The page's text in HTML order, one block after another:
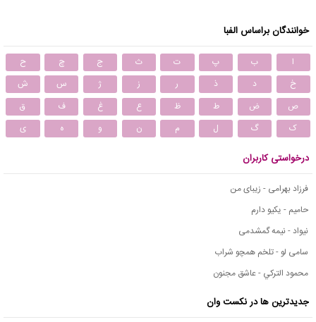
خوانندگان براساس الفبا
ا ب پ ت ث ج چ
ح
خ
د ذ ر ز ژ س
ش
ص
ض ط ظ ع غ ف
ق
ک
گ ل م ن و ه ی
درخواستی کاربران
فرزاد بهرامی - زیبای من
حامیم - یکیو دارم
نیواد - نیمه گمشدمی
سامی لو - تلخم همچو شراب
محمود التركي - عاشق مجنون
جدیدترین ها در نکست وان